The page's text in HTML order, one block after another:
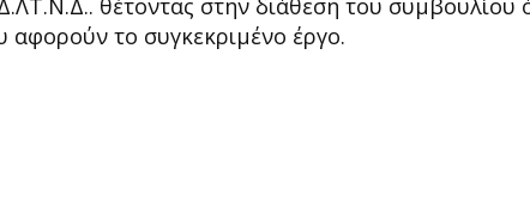
θέτοντας στην διάθεση του
το συγκεκριμένο έργο.